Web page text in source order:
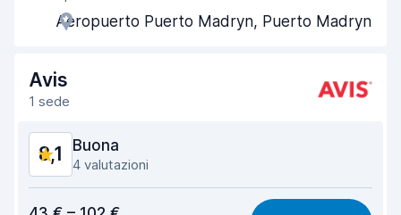
Rapidità del ritiro 8,3
Rapidità della riconsegna
Condizioni dell'auto
Aeropuerto Puerto Madryn, Puerto Madryn
Avis
1 sede
8,1 Buona
4 valutazioni
7,8